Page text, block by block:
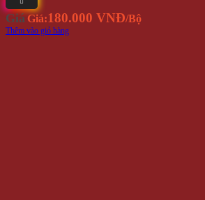
Giá Giá:180.000 VNĐ/Bộ
Thêm vào giỏ hàng